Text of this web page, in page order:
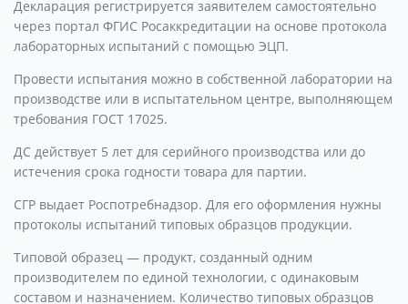
Декларация регистрируется заявителем самостоятельно
через портал ФГИС Росаккредитации на основе протокола
лабораторных испытаний с помощью ЭЦП.
Провести испытания можно в собственной лаборатории на
производстве или в испытательном центре, выполняющем
требования ГОСТ 17025.
ДС действует 5 лет для серийного производства или до
истечения срока годности товара для партии.
СГР выдает Роспотребнадзор. Для его оформления нужны
протоколы испытаний типовых образцов продукции.
Типовой образец — продукт, созданный одним
производителем по единой технологии, с одинаковым
составом и назначением. Количество типовых образцов